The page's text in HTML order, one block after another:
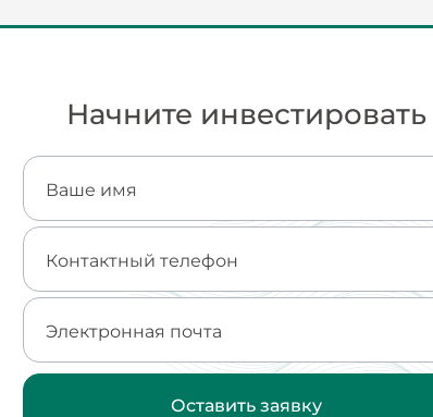
Начните инвестировать
Ваше имя
Контактный телефон
Электронная почта
Оставить заявку